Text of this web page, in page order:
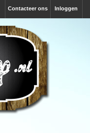
Inloggen
Contacteer ons